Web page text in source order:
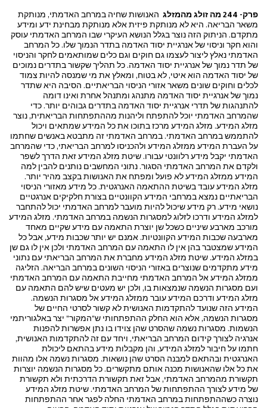
פרק- 244 מה זולג מהמזלג
האנושות שחיה במרחב האדמתי, מנותקת
משאר הבריאה. היא לא מנותקת פיזית אלא מנותקת מבחינת ידע ומידע
מתקדם. הניתוק הזה נוצר בגלל הנושא העיקרי שבו המרחב האדמתי עוסק
והוא חקר וניסוי של אנרגיית יסוד האדמה בתדר הנמוך שלו. כל המרחב
האדמתי נאלץ ליצור לעצמו גם חוקים וגם כלים שמותאמים לחקר והניסוי
של תדר נמוך של אנרגיית יסוד האדמה. כל תהליך שקשור בתדרים נמוכים
של יסוד האדמה הוא איטי, לא בטוח, ומאלץ את מי שמנסה להיות צמוד
לכלים וחוקים שונים משאר אזורי הניסוי הבריאתיים. הסיבה היא שתדר
נמוך של אנרגיית יסוד האדמה מתנהג ומתנהל אחרת ואינו דומה
להתנהגות של תדרי אנרגיית יסוד האדמה בתדרים גבוהים יותר. כדי
שהמרחב האדמתי יוכל להתפתח וליהנות מההתפתחות הבריאתית, נוצר
מזלג המידע. מזלג המידע מרכז בתוכו את כל המידע שמתאים ויכול
להתממש במרחב האדמתי. במרחב האדמתי זה מתבטא באנשים שחתמו
על העברת המידע ממזלג המידע ולהכניסו למרחב הבריאתי, כדי שהמרחב
האדמתי יקבל מידע רלוונטי עבורו. שיטת מזלג המידע זאת הדרך לשפר
ולקדם את המרחב האדמתי הסגור. נתוני המחשבים נותנים להבין למה
המידע ממזלג המידע לא פועל ומפתח את האנושות בקצב מהיר יותר.
מזלג המידע עובד בשיטת ההתאמה האנרגטית. כל מידע מאזורי הניסוי
הבריאתיים נמצא במרחבי המידע הקוונטיים בצורת חלקיקים אנרגטיים
נושאי מידע. רק מידע שיכול להיות מועבר למרחב האדמתי יכול להתחבר
למזלג המידע ודרכו לזלוג למסגרות הנשמה במרחב האדמתי. מזלג המידע
מורכב מארבע שיניים כשכל שן יוצרת התאמה עם מידע שקיים מאחד
מארבעה שכבות המידע הקוונטיות. אמנם יש יותר שכבות מידע, אבל כל
המידע שמצטבר בהן אין לו התאמה עם המרחב האדמתי ולכן אין לו גם שן
במזלג המידע. שיטת מזלג המידע מחברת את המרחב הבריאתי עם נתוני
מידע מתקדמים שנוצרים באזורי הניסוי השונים במרחב הבריאה. הזליגה
ממזלג המידע אל המרחב האדמתי מחייבת התאמה עם המרחב האדמתי
ועם מסגרות הנשמה שנמצאות בו, ולכן יש מעטים שיש להם התאמה עם
מזלג המידע ודרכם המידע עובר ממזלג המידע אל מסגרות הנשמה.
המידע הזה שנועד להתקדמות האנושית לא קשור לסרטי החיים של
מסגרות הנשמה, אלא הוא החלק ההתפתחותי ש"המקור" יצר באלגוריתמי
הנשמות. מסגרות נשמה שהסרט שהן צוידו בו נתן אפשרות להפנות
אנרגיה לצורך קידום המרחב הבריאתי, ויחד עם זה להתקדמות האנושית,
חתמו על חיבור למזלג המידע, והן מקבלות מידע בהתאם ליכולת
האנרגטית ובהתאם למבנה הסרט שהן נושאות. מסגרות נשמה אלו מהוות
את כל אלו שהאנושות מכנה אותם מתקשרים. כל מסגרות הנשמה יוצרות
תקשורת מהמרחב האדמתי, אבל זאת תקשורת הדרכתית ולא תקשורת
של מידע לצורך ההתפתחות של המרחב האדמתי. שיטת מזלג המידע
נוצרה כשההתפתחות במרחב האדמתי החלה לפגר אחר ההתפתחות